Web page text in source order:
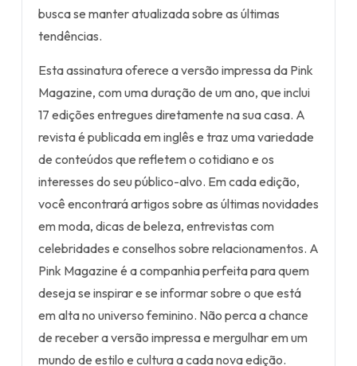
busca se manter atualizada sobre as últimas
tendências.
Esta assinatura oferece a versão impressa da Pink
Magazine, com uma duração de um ano, que inclui
17 edições entregues diretamente na sua casa. A
revista é publicada em inglês e traz uma variedade
de conteúdos que refletem o cotidiano e os
interesses do seu público-alvo. Em cada edição,
você encontrará artigos sobre as últimas novidades
em moda, dicas de beleza, entrevistas com
celebridades e conselhos sobre relacionamentos. A
Pink Magazine é a companhia perfeita para quem
deseja se inspirar e se informar sobre o que está
em alta no universo feminino. Não perca a chance
de receber a versão impressa e mergulhar em um
mundo de estilo e cultura a cada nova edição.